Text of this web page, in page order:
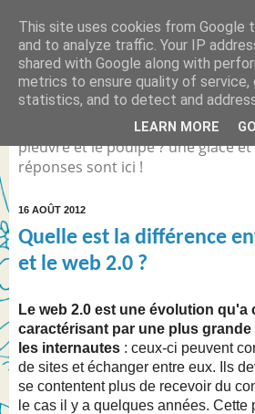
Quelle est la
entre... ?
Différence entre Coca Light et le
pieuvre et le poulpe ? une glace
réponses sont ici !
16 AOÛT 2012
Quelle est la différence
et le web 2.0 ?
Le web 2.0 est une évolution qu'a
caractérisant par une plus
les internautes : ceux-ci peuvent
de sites et échanger entre eux. Ils
se contentent plus de recevoir du
le cas il y a quelques années. Cette
This site uses cookies from Google
and to analyze traffic. Your IP
shared with Google along with
metrics to ensure quality of service,
statistics, and to detect and
LEARN MORE